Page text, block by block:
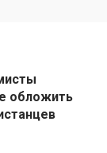
обложить